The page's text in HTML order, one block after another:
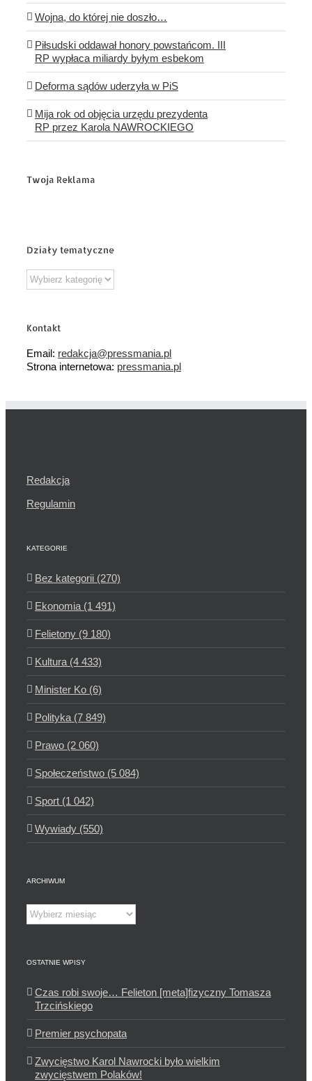
Wojna, do której nie doszło…
Piłsudski oddawał honory powstańcom. III
RP wypłaca miliardy byłym esbekom
Deforma sądów uderzyła w PiS
Mija rok od objęcia urzędu prezydenta
RP przez Karola NAWROCKIEGO
Twoja Reklama
Działy tematyczne
Działy
tematyczne
Kontakt
Email: redakcja@pressmania.pl
Strona internetowa: pressmania.pl
Redakcja
Regulamin
KATEGORIE
Bez kategorii (270)
Ekonomia (1 491)
Felietony (9 180)
Kultura (4 433)
Minister Ko (6)
Polityka (7 849)
Prawo (2 060)
Społeczeństwo (5 084)
Sport (1 042)
Wywiady (550)
ARCHIWUM
Archiwum
OSTATNIE WPISY
Czas robi swoje… Felieton [meta]fizyczny Tomasza
Trzcińskiego
Premier psychopata
Zwycięstwo Karol Nawrocki było wielkim
zwycięstwem Polaków!